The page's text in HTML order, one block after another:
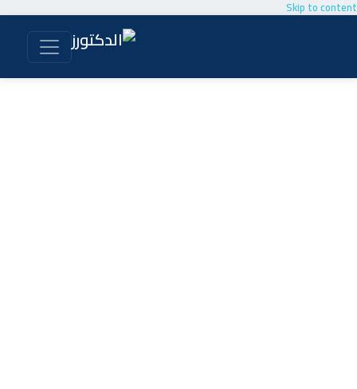
Skip to content